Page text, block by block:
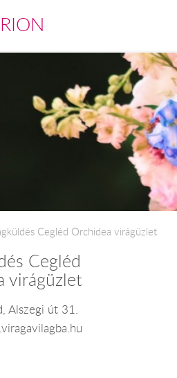
Cegléd Orchidea virágüzlet
Cegléd
virágüzlet
Alszegi út 31.